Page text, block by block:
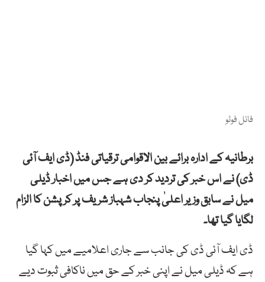
فائل فوٹو
برطانیہ کے ادارہ برائے بین الاقوامی ترقیاتی فنڈ (ڈی ایف آئی
ڈی) نے اس خبر کی تردید کر دی ہے جس میں اخبار ڈیلی
میل نے سابق وزیر اعلیٰ پنجاب شہباز شریف پر کرپشن کا الزام
لگایا گیا تھا۔
ڈی ایف آئی ڈی کی جانب سے جاری اعلامیے میں کہا گیا
ہے کہ ڈیلی میل نے اپنی خبر کے حق میں ناکافی ثبوت دیے